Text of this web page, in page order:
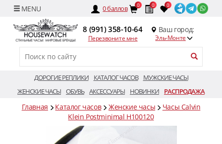
0баллов 0 0 0
8 (991) 358-10-64
Перезвоните мне
Ваш город:
Эль-Монте
ДОРОГИЕ РЕПЛИКИ КАТАЛОГ ЧАСОВ
МУЖСКИЕ ЧАСЫ
ЖЕНСКИЕ ЧАСЫ ОБУВЬ АКСЕССУАРЫ НОВИНКИ РАСПРОДАЖА
Главная Каталог часов Женские часы
Часы Calvin
Klein Postminimal H100120